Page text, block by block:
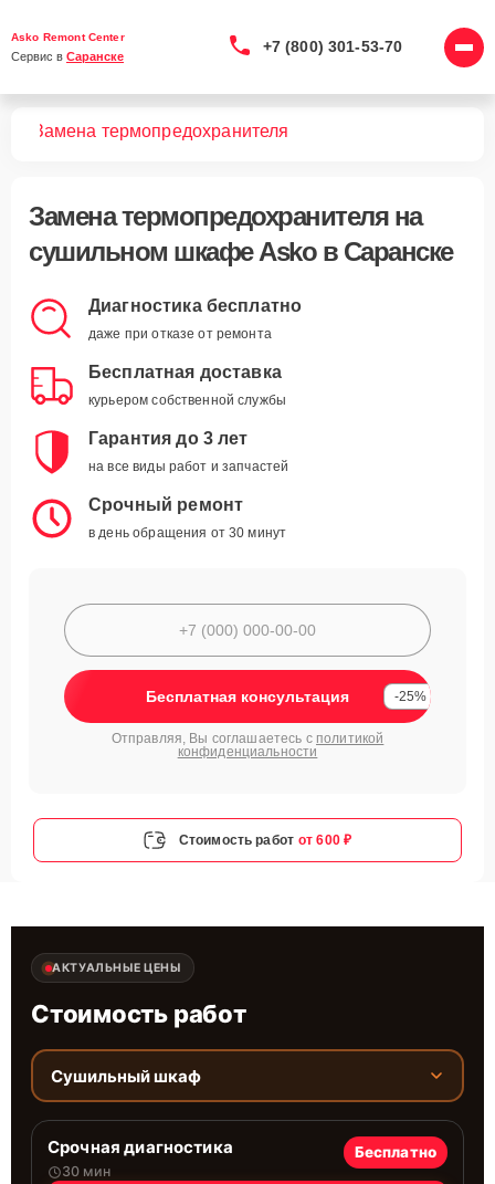
Asko Remont Center
Сервис в Саранске
+7 (800) 301-53-70
Замена термопредохранителя
Замена термопредохранителяна
сушильном шкафе Asko в Саранске
Диагностика бесплатно
даже при отказе от ремонта
Бесплатная доставка
курьером собственной службы
Гарантия до 3 лет
на все виды работ и запчастей
Срочный ремонт
в день обращения от 30 минут
Бесплатная консультация -25%
Отправляя, Вы соглашаетесь с политикой
конфиденциальности
Стоимость работ от 600 ₽
АКТУАЛЬНЫЕ ЦЕНЫ
Стоимость работ
Сушильный шкаф
Срочная диагностика
30 мин
Бесплатно